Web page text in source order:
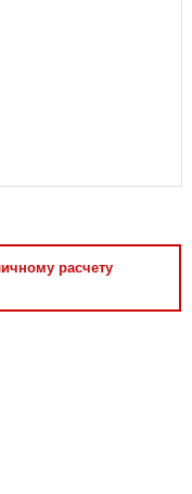
расчету